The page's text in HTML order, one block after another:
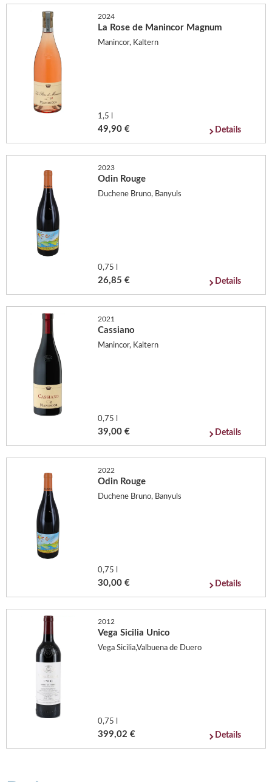
2024
La Rose de Manincor Magnum
Manincor, Kaltern
1,5 l
49,90 € Details
2023
Odin Rouge
Duchene Bruno, Banyuls
0,75 l
26,85 € Details
2021
Cassiano
Manincor, Kaltern
0,75 l
39,00 € Details
2022
Odin Rouge
Duchene Bruno, Banyuls
0,75 l
30,00 € Details
2012
Vega Sicilia Unico
Vega Sicilia,Valbuena de Duero
0,75 l
399,02 € Details